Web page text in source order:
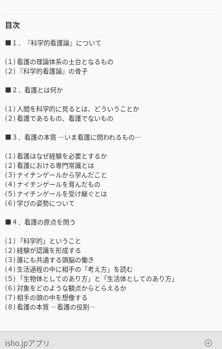
目次
■１．『科学的看護論』について
(１) 看護の理論体系の土台となるもの
(２) 『科学的看護論』の骨子
■２．看護とは何か
(１) 人間を科学的に見るとは、どういうことか
(２) 看護であるもの、看護でないもの
■３．看護の本質 ―いま看護に問われるもの―
(１) 看護はなぜ経験を必要とするか
(２) 看護における専門常識とは
(３) ナイチンゲールから学んだこと
(４) ナイチンゲールを育んだもの
(５) ナイチンゲールを受け継ぐとは
(６) 学びの姿勢について
■４．看護の原点を問う
(１) 「科学的」ということ
(２) 経験が認識を形成する
(３) 誰にも共通する頭脳の働き
(４) 生活過程の中に相手の「考え方」を読む
(５) 「生物体としてのあり方」と「生活体としてのあり方」
(６) 対象をどのような観点からとらえるか
(７) 相手の頭の中を想像する
(８) 看護の本質 ―看護の役割―
isho.jpアプリ